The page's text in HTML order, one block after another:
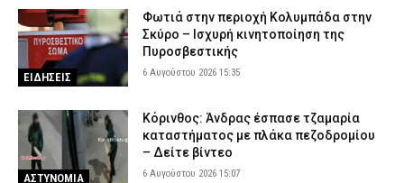
ΕΙΔΗΣΕΙΣ
Φωτιά στην περιοχή Κολυμπάδα στην
Σκύρο – Ισχυρή κινητοποίηση της
Πυροσβεστικής
6 Αυγούστου 2026 15:35
ΑΣΤΥΝΟΜΙΑ
Κόρινθος: Άνδρας έσπασε τζαμαρία
καταστήματος με πλάκα πεζοδρομίου
– Δείτε βίντεο
6 Αυγούστου 2026 15:07